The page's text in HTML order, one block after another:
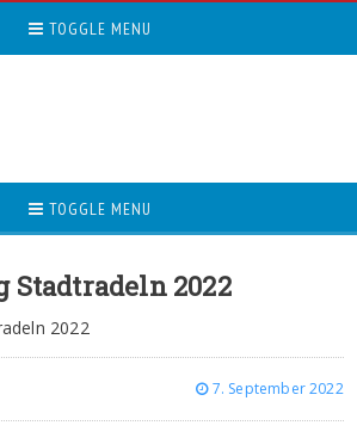
TOGGLE MENU
TOGGLE MENU
Stadtradeln 2022
7. September 2022